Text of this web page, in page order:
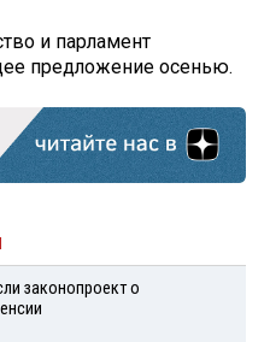
и парламент
предложение осенью.
законопроект о